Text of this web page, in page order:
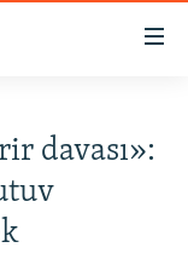
davası»: